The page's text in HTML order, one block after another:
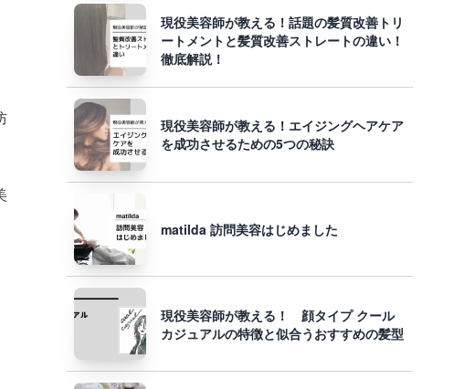
現役美容師が教える！話題の髪質改善トリ
ートメントと髪質改善ストレートの違い！
徹底解説！
現役美容師が教える！エイジングヘアケア
を成功させるための5つの秘訣
matilda 訪問美容はじめました
現役美容師が教える！ 顔タイプ クール
カジュアルの特徴と似合うおすすめの髪型